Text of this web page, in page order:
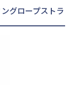
グロープストラ